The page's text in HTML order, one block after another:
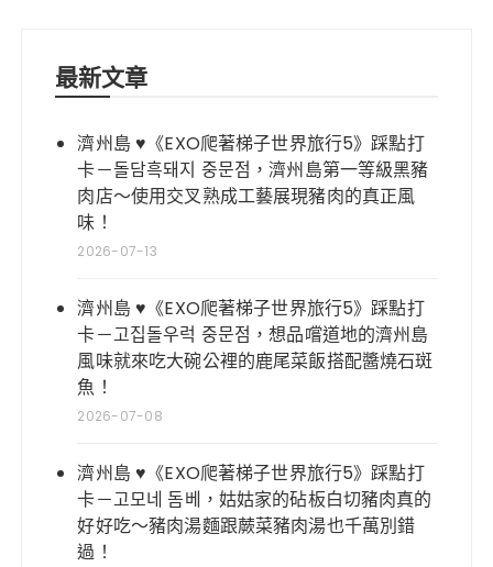
最新文章
濟州島 ♥《EXO爬著梯子世界旅行5》踩點打
卡－돌담흑돼지 중문점，濟州島第一等級黑豬
肉店～使用交叉熟成工藝展現豬肉的真正風
味！
2026-07-13
濟州島 ♥《EXO爬著梯子世界旅行5》踩點打
卡－고집돌우럭 중문점，想品嚐道地的濟州島
風味就來吃大碗公裡的鹿尾菜飯搭配醬燒石斑
魚！
2026-07-08
濟州島 ♥《EXO爬著梯子世界旅行5》踩點打
卡－고모네 돔베，姑姑家的砧板白切豬肉真的
好好吃～豬肉湯麵跟蕨菜豬肉湯也千萬別錯
過！